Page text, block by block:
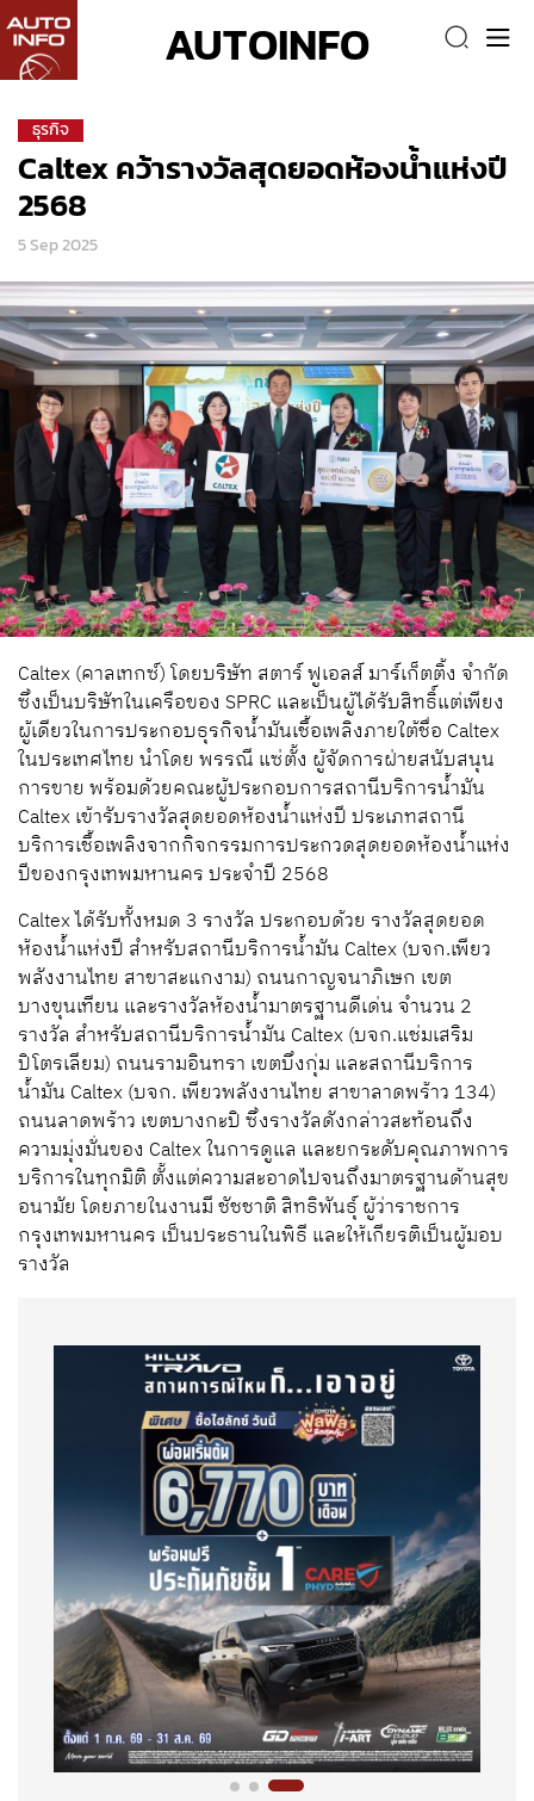
AUTOINFO
ธุรกิจ
Caltex คว้ารางวัลสุดยอดห้องน้ำแห่งปี
2568
5 Sep 2025
Caltex (คาลเทกซ์) โดยบริษัท สตาร์ ฟูเอลส์ มาร์เก็ตติ้ง จำกัด
ซึ่งเป็นบริษัทในเครือของ SPRC และเป็นผู้ได้รับสิทธิ์แต่เพียง
ผู้เดียวในการประกอบธุรกิจน้ำมันเชื้อเพลิงภายใต้ชื่อ Caltex
ในประเทศไทย นำโดย พรรณี แซ่ตั้ง ผู้จัดการฝ่ายสนับสนุน
การขาย พร้อมด้วยคณะผู้ประกอบการสถานีบริการน้ำมัน
Caltex เข้ารับรางวัลสุดยอดห้องน้ำแห่งปี ประเภทสถานี
บริการเชื้อเพลิงจากกิจกรรมการประกวดสุดยอดห้องน้ำแห่ง
ปีของกรุงเทพมหานคร ประจำปี 2568
Caltex ได้รับทั้งหมด 3 รางวัล ประกอบด้วย รางวัลสุดยอด
ห้องน้ำแห่งปี สำหรับสถานีบริการน้ำมัน Caltex (บจก.เพียว
พลังงานไทย สาขาสะแกงาม) ถนนกาญจนาภิเษก เขต
บางขุนเทียน และรางวัลห้องน้ำมาตรฐานดีเด่น จำนวน 2
รางวัล สำหรับสถานีบริการน้ำมัน Caltex (บจก.แช่มเสริม
ปิโตรเลียม) ถนนรามอินทรา เขตบึงกุ่ม และสถานีบริการ
น้ำมัน Caltex (บจก. เพียวพลังงานไทย สาขาลาดพร้าว 134)
ถนนลาดพร้าว เขตบางกะปิ ซึ่งรางวัลดังกล่าวสะท้อนถึง
ความมุ่งมั่นของ Caltex ในการดูแล และยกระดับคุณภาพการ
บริการในทุกมิติ ตั้งแต่ความสะอาดไปจนถึงมาตรฐานด้านสุข
อนามัย โดยภายในงานมี ชัชชาติ สิทธิพันธุ์ ผู้ว่าราชการ
กรุงเทพมหานคร เป็นประธานในพิธี และให้เกียรติเป็นผู้มอบ
รางวัล